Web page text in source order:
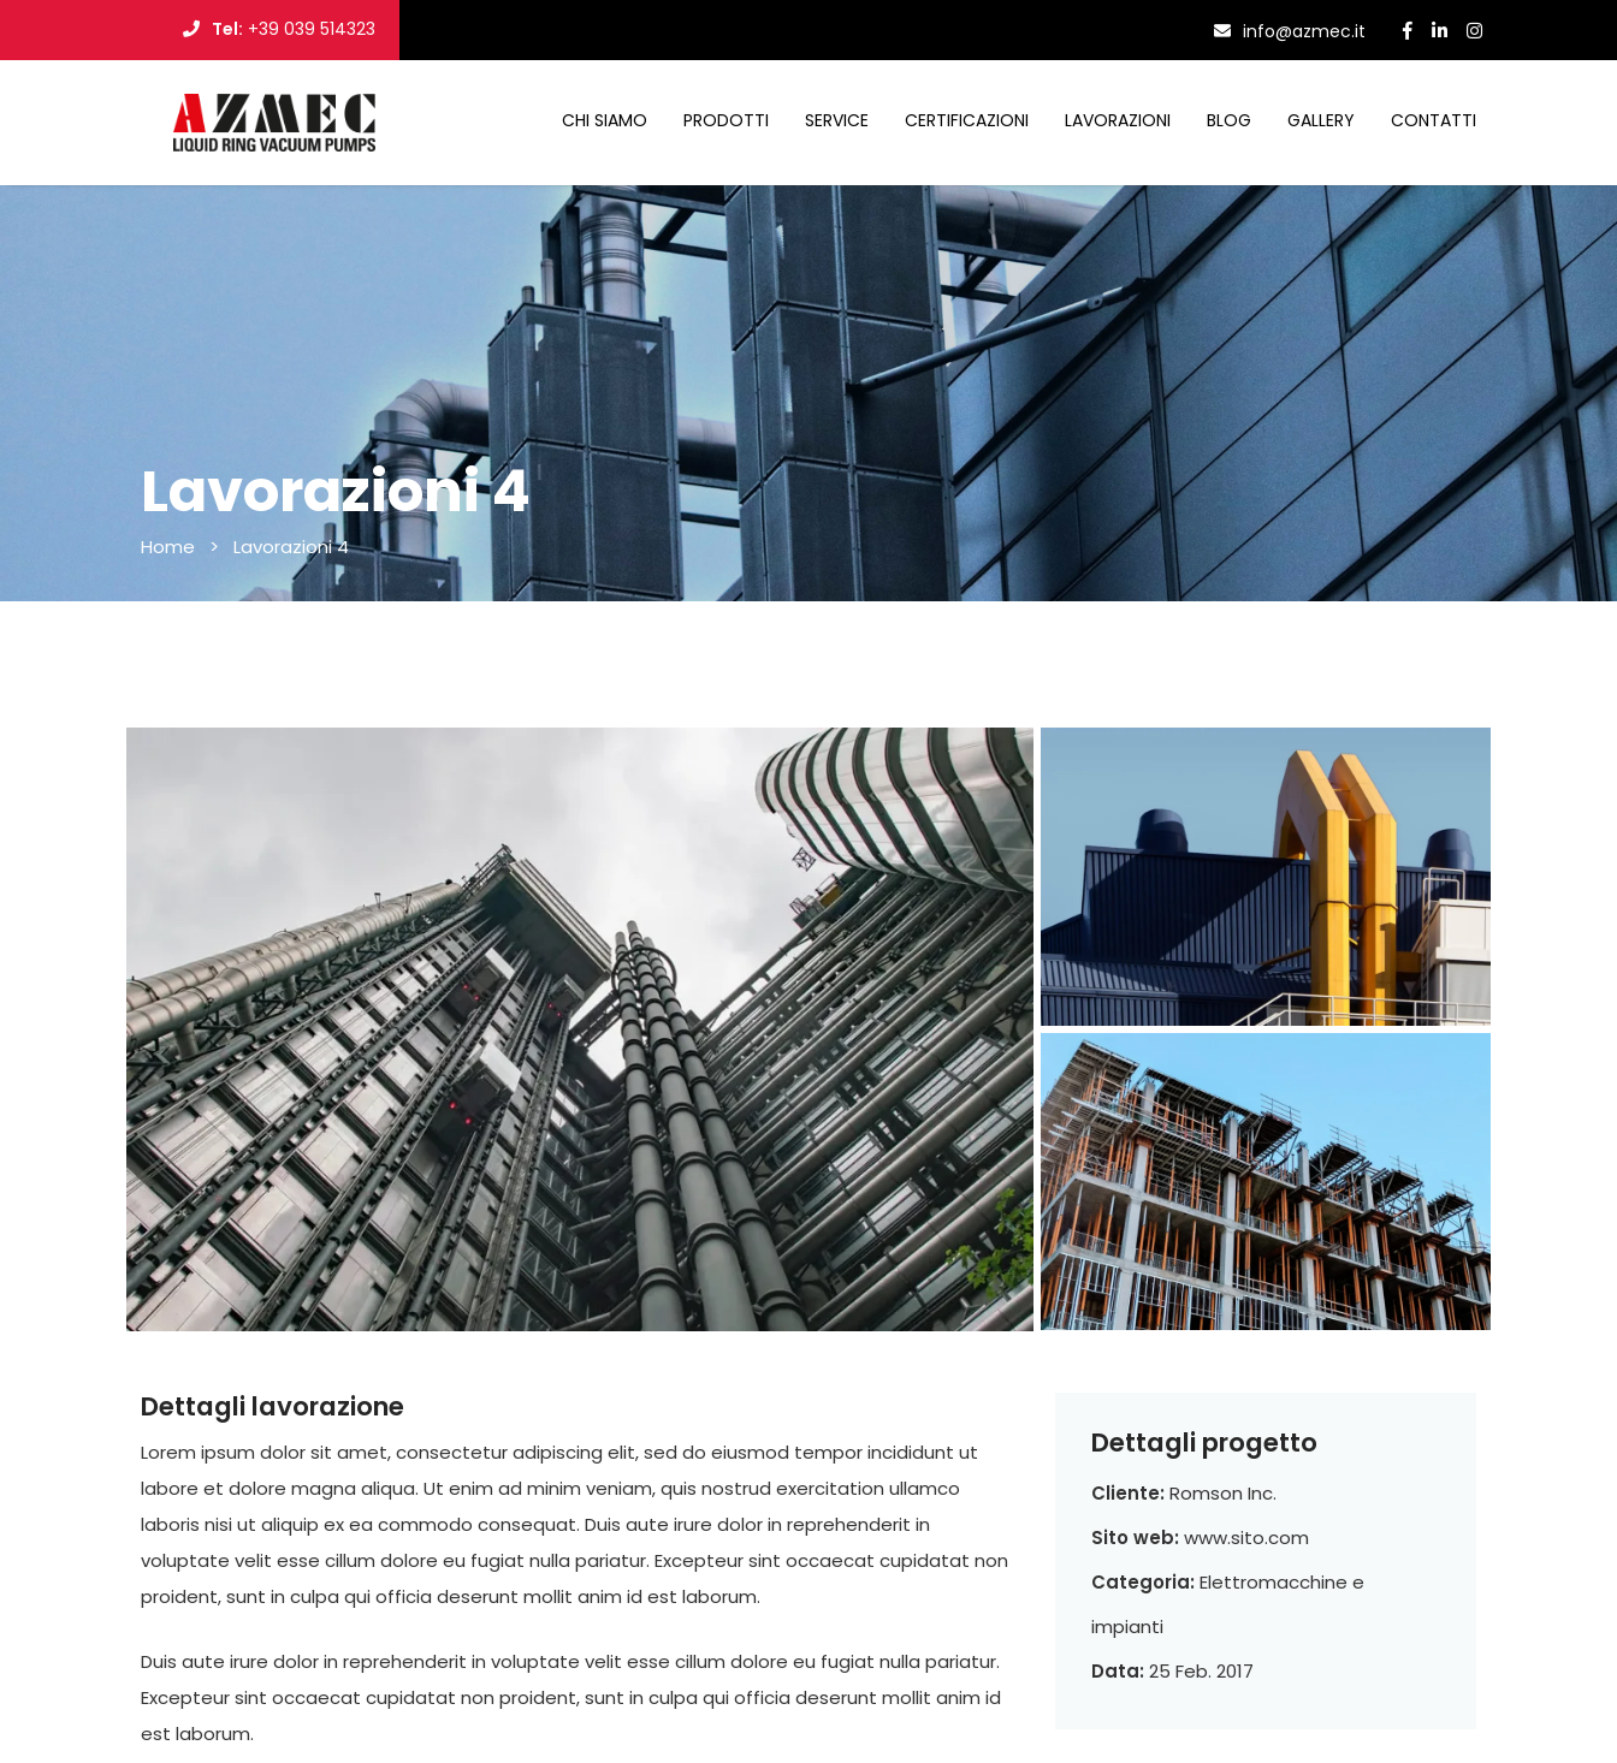
Tel: +39 039 514323 info@azmec.it
CHI SIAMO PRODOTTI SERVICE CERTIFICAZIONI LAVORAZIONI BLOG GALLERY CONTATTI
Lavorazioni 4
Home > Lavorazioni 4
Dettagli lavorazione
Lorem ipsum dolor sit amet, consectetur adipiscing elit, sed do eiusmod tempor incididunt ut
labore et dolore magna aliqua. Ut enim ad minim veniam, quis nostrud exercitation ullamco
laboris nisi ut aliquip ex ea commodo consequat. Duis aute irure dolor in reprehenderit in
voluptate velit esse cillum dolore eu fugiat nulla pariatur. Excepteur sint occaecat cupidatat non
proident, sunt in culpa qui officia deserunt mollit anim id est laborum.
Duis aute irure dolor in reprehenderit in voluptate velit esse cillum dolore eu fugiat nulla pariatur.
Excepteur sint occaecat cupidatat non proident, sunt in culpa qui officia deserunt mollit anim id
est laborum.
Dettagli progetto
Cliente: Romson Inc.
Sito web: www.sito.com
Categoria: Elettromacchine e
impianti
Data: 25 Feb. 2017